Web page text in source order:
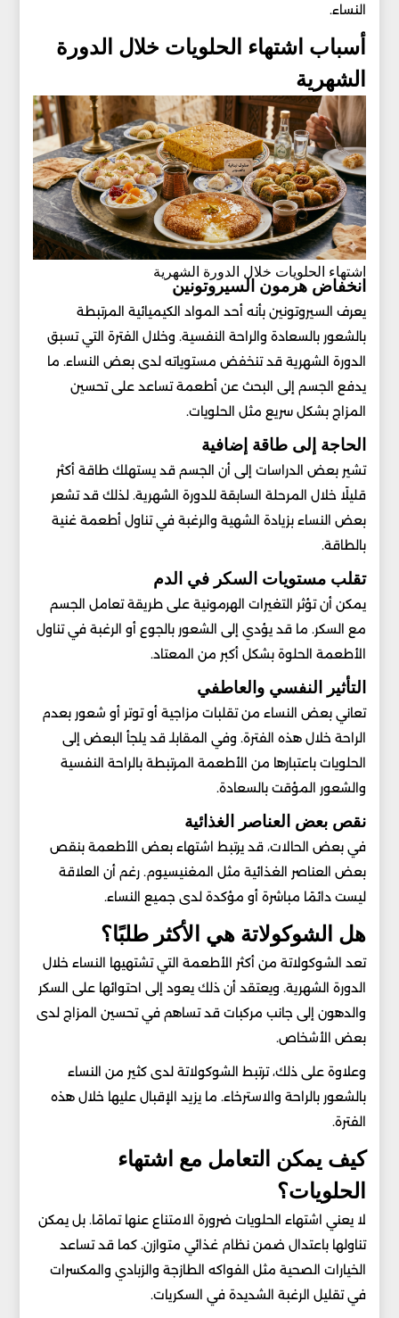
النساء.
أسباب اشتهاء الحلويات خلال الدورة
الشهرية
اشتهاء الحلويات خلال الدورة الشهرية
انخفاض هرمون السيروتونين
يعرف السيروتونين بأنه أحد المواد الكيميائية المرتبطة
بالشعور بالسعادة والراحة النفسية. وخلال الفترة التي تسبق
الدورة الشهرية قد تنخفض مستوياته لدى بعض النساء. ما
يدفع الجسم إلى البحث عن أطعمة تساعد على تحسين
المزاج بشكل سريع مثل الحلويات.
الحاجة إلى طاقة إضافية
تشير بعض الدراسات إلى أن الجسم قد يستهلك طاقة أكثر
قليلًا خلال المرحلة السابقة للدورة الشهرية. لذلك قد تشعر
بعض النساء بزيادة الشهية والرغبة في تناول أطعمة غنية
بالطاقة.
تقلب مستويات السكر في الدم
يمكن أن تؤثر التغيرات الهرمونية على طريقة تعامل الجسم
مع السكر. ما قد يؤدي إلى الشعور بالجوع أو الرغبة في تناول
الأطعمة الحلوة بشكل أكبر من المعتاد.
التأثير النفسي والعاطفي
تعاني بعض النساء من تقلبات مزاجية أو توتر أو شعور بعدم
الراحة خلال هذه الفترة. وفي المقابلـ قد يلجأ البعض إلى
الحلويات باعتبارها من الأطعمة المرتبطة بالراحة النفسية
والشعور المؤقت بالسعادة.
نقص بعض العناصر الغذائية
في بعض الحالات، قد يرتبط اشتهاء بعض الأطعمة بنقص
بعض العناصر الغذائية مثل المغنيسيوم. رغم أن العلاقة
ليست دائمًا مباشرة أو مؤكدة لدى جميع النساء.
هل الشوكولاتة هي الأكثر طلبًا؟
تعد الشوكولاتة من أكثر الأطعمة التي تشتهيها النساء خلال
الدورة الشهرية. ويعتقد أن ذلك يعود إلى احتوائها على السكر
والدهون إلى جانب مركبات قد تساهم في تحسين المزاج لدى
بعض الأشخاص.
وعلاوة على ذلك، ترتبط الشوكولاتة لدى كثير من النساء
بالشعور بالراحة والاسترخاء. ما يزيد الإقبال عليها خلال هذه
الفترة.
كيف يمكن التعامل مع اشتهاء
الحلويات؟
لا يعني اشتهاء الحلويات ضرورة الامتناع عنها تمامًا. بل يمكن
تناولها باعتدال ضمن نظام غذائي متوازن. كما قد تساعد
الخيارات الصحية مثل الفواكه الطازجة والزبادي والمكسرات
في تقليل الرغبة الشديدة في السكريات.